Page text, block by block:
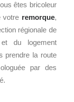
êtes bricoleur
votre remorque,
régionale de
et du logement
prendre la route
par des